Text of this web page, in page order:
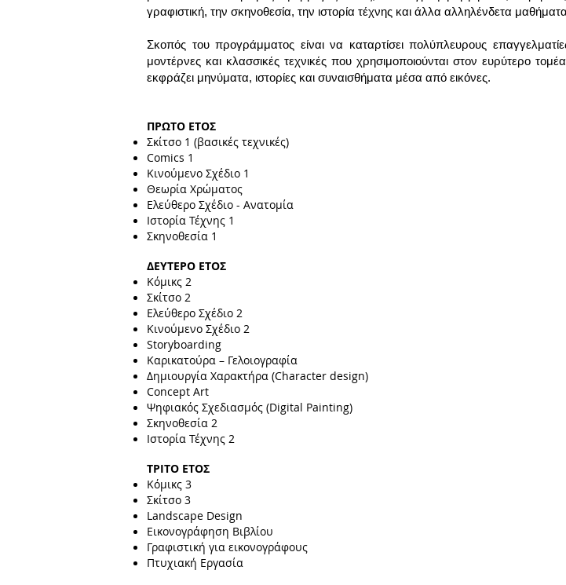
γραφιστική, την σκηνοθεσία, την ιστορία τέχνης και άλλα αλληλένδετα
Σκοπός του προγράμματος είναι να καταρτίσει πολύπλευρους
μοντέρνες και κλασσικές τεχνικές που χρησιμοποιούνται στον ευρύτερο
εκφράζει μηνύματα, ιστορίες και συναισθήματα μέσα από εικόνες.
ΠΡΩΤΟ ΕΤΟΣ
Σκίτσο 1 (βασικές τεχνικές)
Comics 1
Κινούμενο Σχέδιο 1
Θεωρία Χρώματος
Ελεύθερο Σχέδιο - Ανατομία
Ιστορία Τέχνης 1
Σκηνοθεσία 1
ΔΕΥΤΕΡΟ ΕΤΟΣ
Κόμικς 2
Σκίτσο 2
Ελεύθερο Σχέδιο 2
Κινούμενο Σχέδιο 2
Storyboarding
Καρικατούρα – Γελοιογραφία
Δημιουργία Χαρακτήρα (Character design)
Concept Art
Ψηφιακός Σχεδιασμός (Digital Painting)
Σκηνοθεσία 2
Ιστορία Τέχνης 2
ΤΡΙΤΟ ΕΤΟΣ
Κόμικς 3
Σκίτσο 3
Landscape Design
Εικονογράφηση Βιβλίου
Γραφιστική για εικονογράφους
Πτυχιακή Εργασία